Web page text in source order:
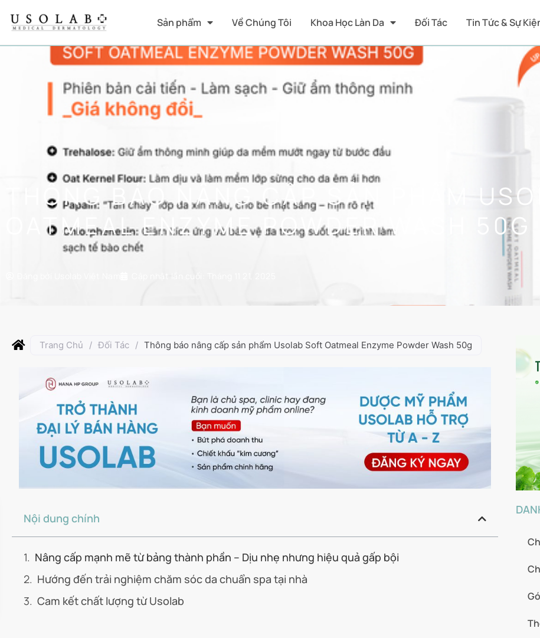
Sản phẩm Về Chúng Tôi Khoa Học Làn Da Đối Tác Tin Tức & Sự
THÔNG BÁO NÂNG CẤP SẢN PHẨM
OATMEAL ENZYME POWDER WASH 50G
Trang Chủ / Đối Tác / Thông báo nâng cấp sản phẩm Usolab Soft Oatmeal Enzyme Powder Wash 50g
Nội dung chính
Nâng cấp mạnh mẽ từ bảng thành phần – Dịu nhẹ nhưng hiệu quả gấp bội
Hướng đến trải nghiệm chăm sóc da chuẩn spa tại nhà
Cam kết chất lượng từ Usolab